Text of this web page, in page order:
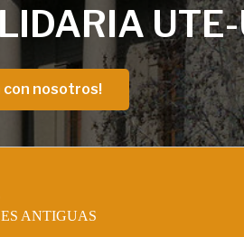
con nosotros!
ANTIGUAS